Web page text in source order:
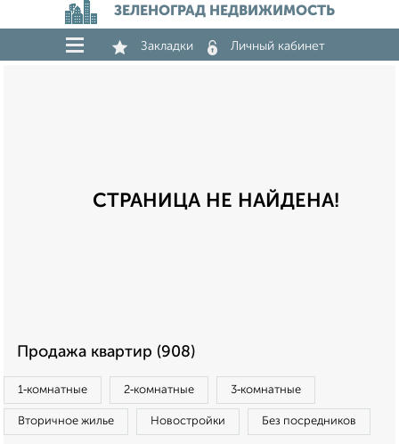
ЗЕЛЕНОГРАД НЕДВИЖИМОСТЬ
Закладки Личный кабинет
СТРАНИЦА НЕ НАЙДЕНА!
Продажа квартир (908)
1‑комнатные 2‑комнатные 3‑комнатные
Вторичное жилье Новостройки Без посредников